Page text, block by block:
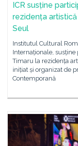
ICR susține
rezidența
Seul
Institutul Cultural
Internaționale,
Timaru la rezidența
inițiat și organizat de
Contemporană